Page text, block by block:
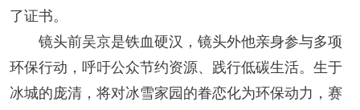
了证书。
镜头前吴京是铁血硬汉，镜头外他亲身参与多项
环保行动，呼吁公众节约资源、践行低碳生活。生于
冰城的庞清，将对冰雪家园的眷恋化为环保动力，赛